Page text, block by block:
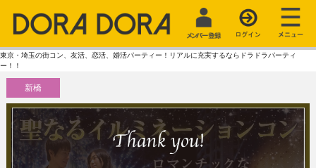
東京・埼玉の街コン、友活、恋活、婚活パーティー！リアルに充実するならドラドラパーティ
ー！！
新橋